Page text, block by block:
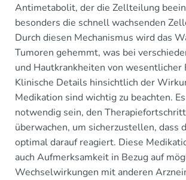
Antimetabolit, der die Zellteilung
besonders die schnell wachsenden
Durch diesen Mechanismus wird das
Tumoren gehemmt, was bei
und Hautkrankheiten von wesentlicher
Klinische Details hinsichtlich der
Medikation sind wichtig zu beachten.
notwendig sein, den
überwachen, um sicherzustellen, dass
optimal darauf reagiert. Diese
auch Aufmerksamkeit in Bezug auf
Wechselwirkungen mit anderen